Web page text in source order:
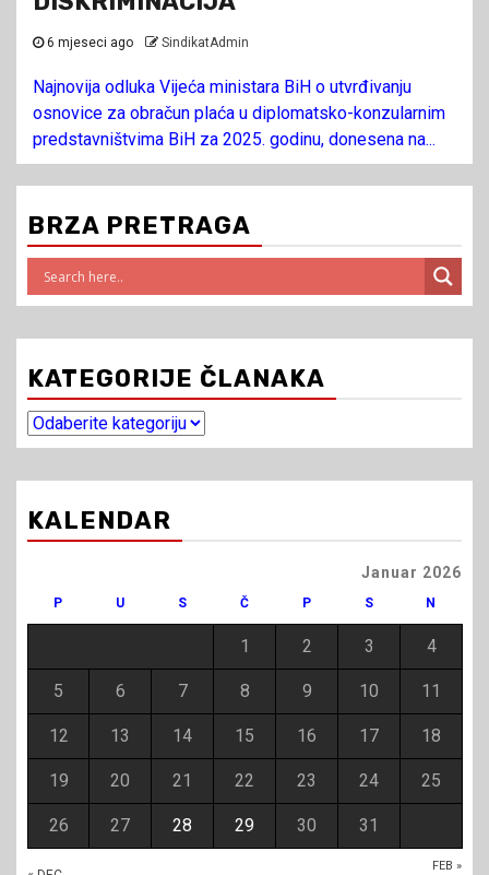
6 mjeseci ago SindikatAdmin
Najnovija odluka Vijeća ministara BiH o utvrđivanju
osnovice za obračun plaća u diplomatsko-konzularnim
predstavništvima BiH za 2025. godinu, donesena na...
BRZA PRETRAGA
KATEGORIJE ČLANAKA
Kategorije
članaka
KALENDAR
Januar 2026
P U S Č P S N
FEB »
1 2 3 4
5 6 7 8 9 10 11
12 13 14 15 16 17 18
19 20 21 22 23 24 25
26 27 28 29 30 31